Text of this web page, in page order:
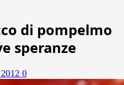
di pompelmo
speranze
0